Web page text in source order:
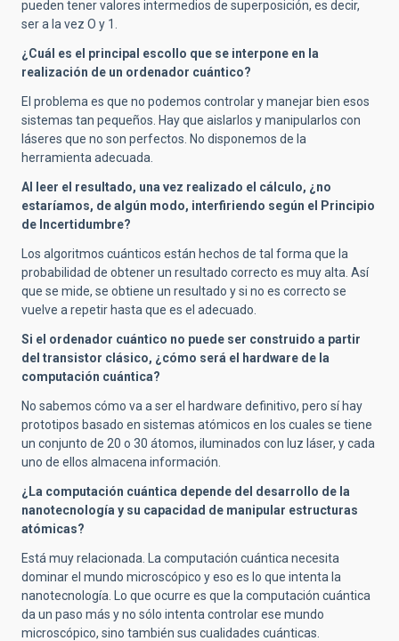
pueden tener valores intermedios de superposición, es decir,
ser a la vez O y 1.
¿Cuál es el principal escollo que se interpone en la
realización de un ordenador cuántico?
El problema es que no podemos controlar y manejar bien esos
sistemas tan pequeños. Hay que aislarlos y manipularlos con
láseres que no son perfectos. No disponemos de la
herramienta adecuada.
Al leer el resultado, una vez realizado el cálculo, ¿no
estaríamos, de algún modo, interfiriendo según el Principio
de Incertidumbre?
Los algoritmos cuánticos están hechos de tal forma que la
probabilidad de obtener un resultado correcto es muy alta. Así
que se mide, se obtiene un resultado y si no es correcto se
vuelve a repetir hasta que es el adecuado.
Si el ordenador cuántico no puede ser construido a partir
del transistor clásico, ¿cómo será el hardware de la
computación cuántica?
No sabemos cómo va a ser el hardware definitivo, pero sí hay
prototipos basado en sistemas atómicos en los cuales se tiene
un conjunto de 20 o 30 átomos, iluminados con luz láser, y cada
uno de ellos almacena información.
¿La computación cuántica depende del desarrollo de la
nanotecnología y su capacidad de manipular estructuras
atómicas?
Está muy relacionada. La computación cuántica necesita
dominar el mundo microscópico y eso es lo que intenta la
nanotecnología. Lo que ocurre es que la computación cuántica
da un paso más y no sólo intenta controlar ese mundo
microscópico, sino también sus cualidades cuánticas.